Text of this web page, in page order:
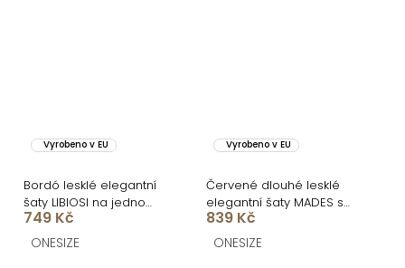
Vyrobeno v EU
Bordó lesklé elegantní
šaty LIBIOSI na jedno
rameno
749 Kč
ONESIZE
Vyrobeno v EU
Červené dlouhé lesklé
elegantní šaty MADES se
zavazováním
839 Kč
ONESIZE